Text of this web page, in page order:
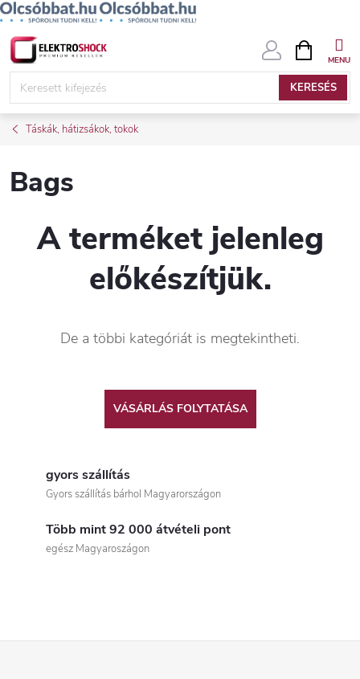
Ugrás
KERESÉS
KOSÁR
Táskák, hátizsákok, tokok
Bags
A terméket jelenleg
előkészítjük.
De a többi kategóriát is megtekintheti.
VÁSÁRLÁS FOLYTATÁSA
gyors szállítás
Gyors szállítás bárhol Magyarországon
Több mint 92 000 átvételi pont
egész Magyaroszágon